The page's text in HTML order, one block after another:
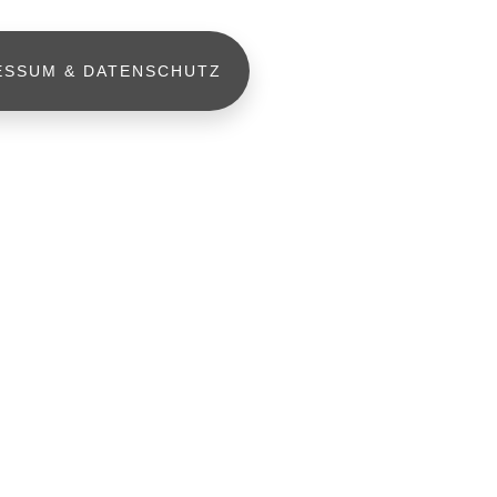
& DATENSCHUTZ